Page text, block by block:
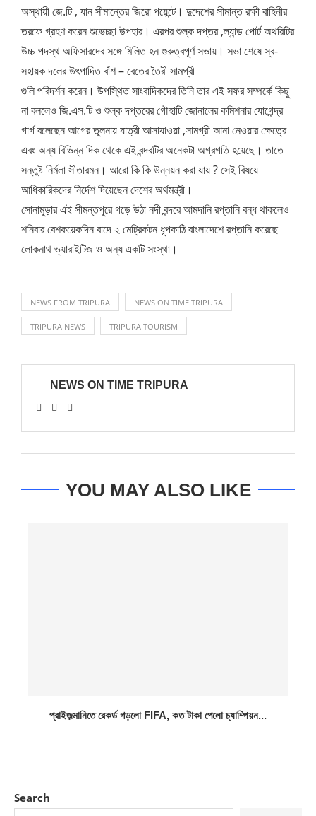
অস্থায়ী জে.টি , যান সীমান্তের জিরো পয়েন্টে। দুদেশের সীমান্ত রক্ষী বাহিনীর
তরফে গ্রহণ করেন শুভেচ্ছা উপহার। এরপর শুল্ক দপ্তর ,ল্যান্ড পোর্ট অথরিটির
উচ্চ পদস্থ অফিসারদের সঙ্গে মিলিত হন গুরুত্বপূর্ণ সভায়। সভা শেষে স্ব-
সহায়ক দলের উৎপাদিত বাঁশ – বেতের তৈরী সামগ্রী
গুলি পরিদর্শন করেন। উপস্থিত সাংবাদিকদের তিনি তার এই সফর সম্পর্কে কিছু
না বললেও জি.এস.টি ও শুল্ক দপ্তরের গৌহাটি জোনালের কমিশনার যোগেন্দ্র
গার্গ বলেছেন আগের তুলনায় যাত্রী আসাযাওয়া ,সামগ্রী আনা নেওয়ার ক্ষেত্রে
এবং অন্য বিভিন্ন দিক থেকে এই বন্দরটির অনেকটা অগ্রগতি হয়েছে। তাতে
সন্তুষ্ট নির্মলা সীতারমন। আরো কি কি উন্নয়ন করা যায় ? সেই বিষয়ে
আধিকারিকদের নির্দেশ দিয়েছেন দেশের অর্থমন্ত্রী।
সোনামুড়ার এই সীমন্তপুরে গড়ে উঠা নদী বন্দরে আমদানি রপ্তানি বন্ধ থাকলেও
শনিবার বেশকয়েকদিন বাদে ২ মেট্রিকটন ধূপকাঠি বাংলাদেশে রপ্তানি করেছে
লোকনাথ ভ্যারাইটিজ ও অন্য একটি সংস্থা।
NEWS FROM TRIPURA NEWS ON TIME TRIPURA
TRIPURA NEWS TRIPURA TOURISM
NEWS ON TIME TRIPURA
YOU MAY ALSO LIKE
প্রাইজ়মানিতে রেকর্ড গড়লো FIFA, কত টাকা পেলো চ্যাম্পিয়ন...
Search